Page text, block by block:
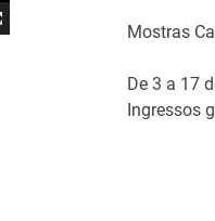
Mostras
De 3 a 17
Ingressos